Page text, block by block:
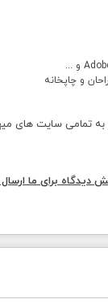
و چاپخانه
تمامی سایت های
دیدگاه برای ما